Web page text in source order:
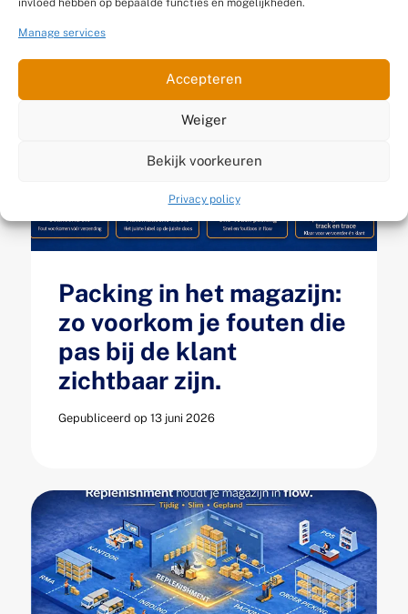
Manage services
Accepteren
Weiger
Bekijk voorkeuren
Privacy policy
Packing in het magazijn:
zo voorkom je fouten die
pas bij de klant
zichtbaar zijn.
Gepubliceerd op 13 juni 2026